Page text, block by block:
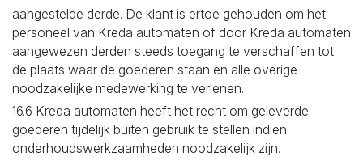
aangestelde derde. De klant is ertoe gehouden om het
personeel van Kreda automaten of door Kreda automaten
aangewezen derden steeds toegang te verschaffen tot
de plaats waar de goederen staan en alle overige
noodzakelijke medewerking te verlenen.
16.6 Kreda automaten heeft het recht om geleverde
goederen tijdelijk buiten gebruik te stellen indien
onderhoudswerkzaamheden noodzakelijk zijn.